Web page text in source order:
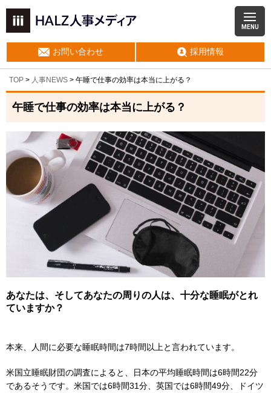
MENU
お問い合わせ 採用情報
TOP > 人事NEWS > 午睡で仕事の効率は本当に上がる？
午睡で仕事の効率は本当に上がる？
あなたは、そしてあなたの周りの人は、十分な睡眠がとれ
ていますか？
本来、人間に必要な睡眠時間は7時間以上と言われています。
米国立睡眠財団の調査によると、日本の平均睡眠時間は6時間22分
であるそうです。米国では6時間31分、英国では6時間49分、ドイツ